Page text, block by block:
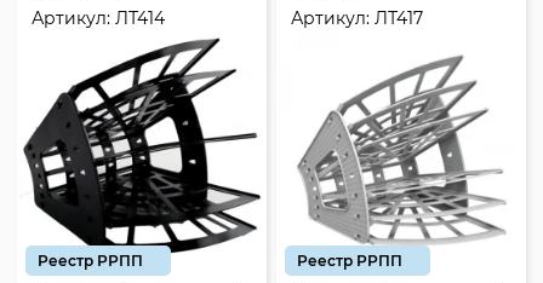
Артикул:ЛТ414
Реестр РРПП
Артикул:ЛТ417
Реестр РРПП